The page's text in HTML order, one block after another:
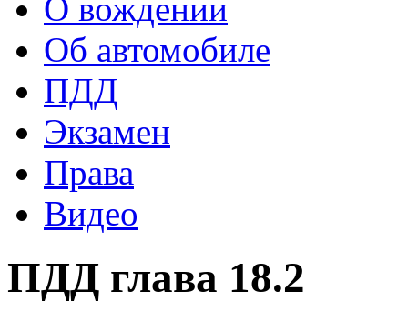
О вождении
Об автомобиле
ПДД
Экзамен
Права
Видео
ПДД глава 18.2